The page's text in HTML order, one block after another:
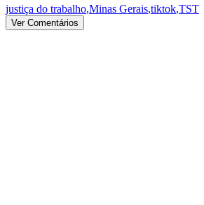
justiça do trabalho,Minas Gerais,tiktok,TST
Ver Comentários